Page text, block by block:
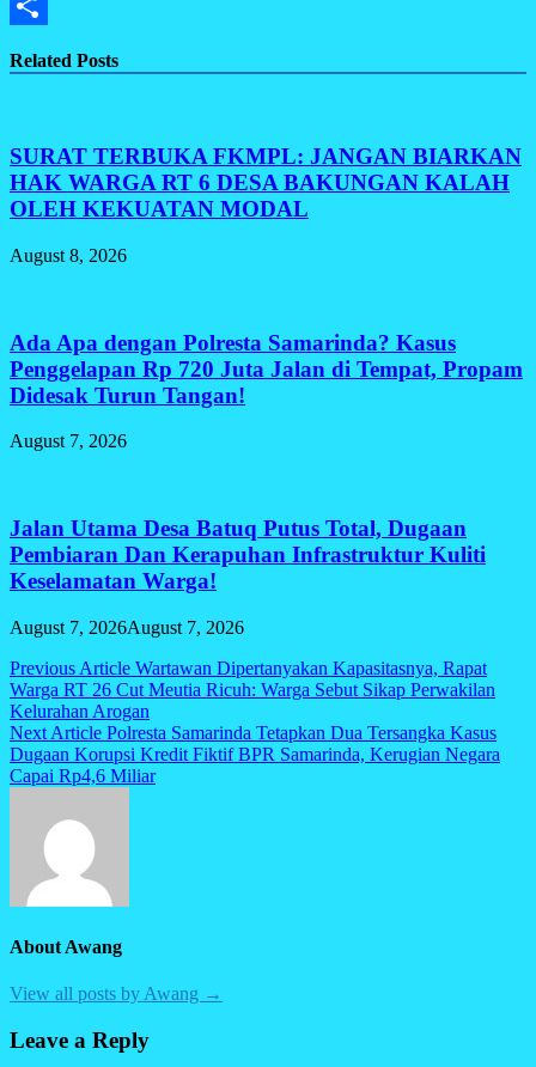
Gmail
Related Posts
SURAT TERBUKA FKMPL: JANGAN BIARKAN
HAK WARGA RT 6 DESA BAKUNGAN KALAH
OLEH KEKUATAN MODAL
August 8, 2026
Ada Apa dengan Polresta Samarinda? Kasus
Penggelapan Rp 720 Juta Jalan di Tempat, Propam
Didesak Turun Tangan!
August 7, 2026
Jalan Utama Desa Batuq Putus Total, Dugaan
Pembiaran Dan Kerapuhan Infrastruktur Kuliti
Keselamatan Warga!
August 7, 2026August 7, 2026
Post
navigation
Previous Article Wartawan Dipertanyakan Kapasitasnya, Rapat
Warga RT 26 Cut Meutia Ricuh: Warga Sebut Sikap Perwakilan
Kelurahan Arogan
Next Article Polresta Samarinda Tetapkan Dua Tersangka Kasus
Dugaan Korupsi Kredit Fiktif BPR Samarinda, Kerugian Negara
Capai Rp4,6 Miliar
About Awang
View all posts by Awang →
Leave a Reply